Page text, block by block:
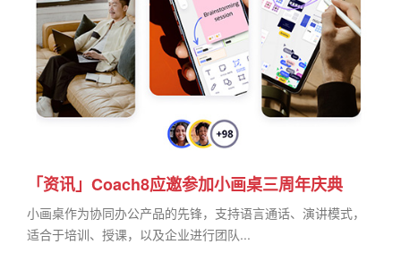
「资讯」Coach8应邀参加小画桌三周年庆典
小画桌作为协同办公产品的先锋，支持语言通话、演讲模式，
适合于培训、授课，以及企业进行团队...